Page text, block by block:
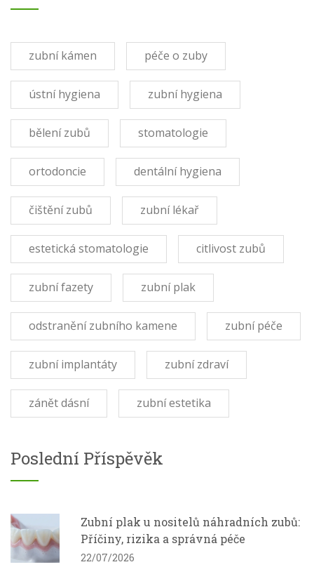
zubní kámen péče o zuby
ústní hygiena zubní hygiena
bělení zubů stomatologie
ortodoncie dentální hygiena
čištění zubů zubní lékař
estetická stomatologie citlivost zubů
zubní fazety zubní plak
odstranění zubního kamene zubní péče
zubní implantáty zubní zdraví
zánět dásní zubní estetika
Poslední Příspěvěk
Zubní plak u nositelů náhradních zubů:
Příčiny, rizika a správná péče
22/07/2026